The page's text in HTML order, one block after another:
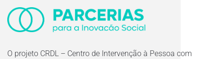
O projeto CRDL – Centro de Intervenção à Pessoa com